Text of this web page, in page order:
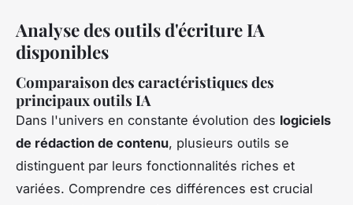
Analyse des outils d'écriture IA
disponibles
Comparaison des caractéristiques des
principaux outils IA
Dans l'univers en constante évolution des logiciels
de rédaction de contenu, plusieurs outils se
distinguent par leurs fonctionnalités riches et
variées. Comprendre ces différences est crucial